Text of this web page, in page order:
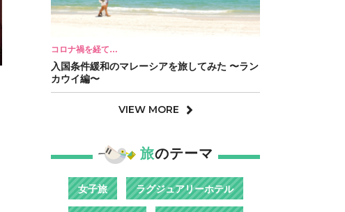
コロナ禍を経て…
入国条件緩和のマレーシアを旅してみた 〜ラン
カウイ編〜
VIEW MORE
旅のテーマ
女子旅 ラグジュアリーホテル